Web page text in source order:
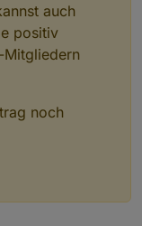
auch
positiv
Mitgliedern
noch